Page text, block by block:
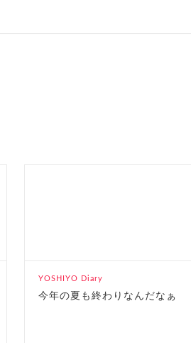
YOSHIYO Diary
今年の夏も終わりなんだなぁ